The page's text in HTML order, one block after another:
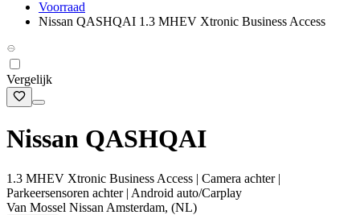
Voorraad
Nissan QASHQAI 1.3 MHEV Xtronic Business Access
Vergelijk
Nissan QASHQAI
1.3 MHEV Xtronic Business Access | Camera achter |
Parkeersensoren achter | Android auto/Carplay
Van Mossel Nissan Amsterdam, (NL)